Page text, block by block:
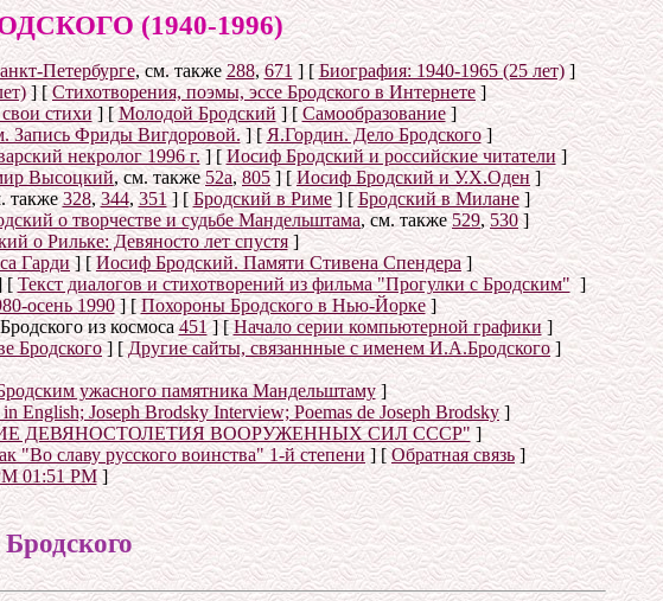
(1940-1996)
Петербурге, см. также288,671] [Биография: 1940-1965 (25 лет)]
] [Стихотворения, поэмы, эссе Бродского в Интернете]
стихи] [Молодой Бродский] [ Самообразование]
Запись Фриды Вигдоровой. ] [Я.Гордин. Дело Бродского]
некролог 1996 г.] [Иосиф Бродский и российские читатели]
Высоцкий, см. также52а,805] [Иосиф Бродский и У.Х.Оден ]
также328,344,351] [Бродский в Риме] [Бродский в Милане]
о творчестве и судьбе Мандельштама, см. также 529,530]
о Рильке: Девяносто лет спустя]
Гарди] [Иосиф Бродский. Памяти Стивена Спендера]
[ Текст диалогов и стихотворений из фильма "Прогулки с Бродским"]
осень 1990] [ Похороны Бродского в Нью-Йорке]
из космоса 451] [Начало серии компьютерной графики]
Бродского] [Другие сайты, связаннные с именем И.А.Бродского]
ужасного памятника Мандельштаму]
English; Joseph Brodsky Interview; Poemas de Joseph Brodsky]
ДЕВЯНОСТОЛЕТИЯ ВООРУЖЕННЫХ СИЛ СССР" ]
"Во славу русского воинства" 1-й степени ] [Обратная связь]
01:51 PM]